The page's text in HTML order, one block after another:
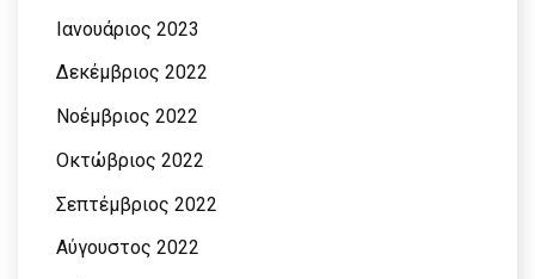
Ιανουάριος 2023
Δεκέμβριος 2022
Νοέμβριος 2022
Οκτώβριος 2022
Σεπτέμβριος 2022
Αύγουστος 2022